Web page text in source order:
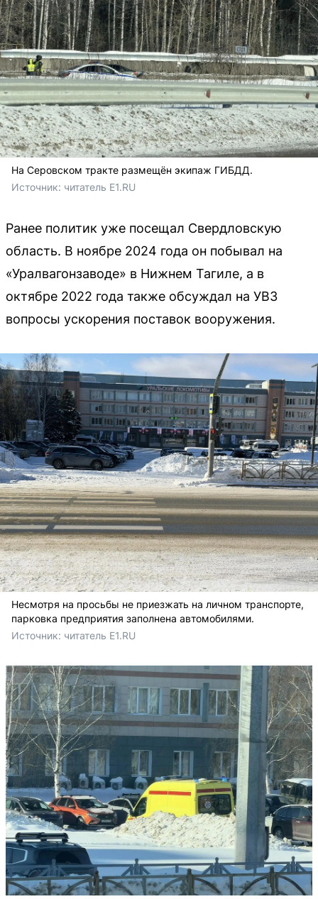
На Серовском тракте размещён экипаж ГИБДД.
Источник: читатель E1.RU
Ранее политик уже посещал Свердловскую
область. В ноябре 2024 года он побывал на
«Уралвагонзаводе» в Нижнем Тагиле, а в
октябре 2022 года также обсуждал на УВЗ
вопросы ускорения поставок вооружения.
Несмотря на просьбы не приезжать на личном транспорте,
парковка предприятия заполнена автомобилями.
Источник: читатель E1.RU